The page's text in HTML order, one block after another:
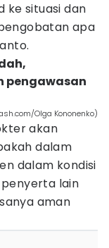
ke situasi dan
apa
pengawasan
Olga Kononenko)
akan
dalam
dalam kondisi
lain
aman